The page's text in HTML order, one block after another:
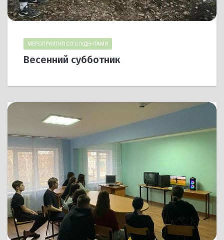
МЕРОПРИЯТИЯ СО СТУДЕНТАМИ
Весенний субботник